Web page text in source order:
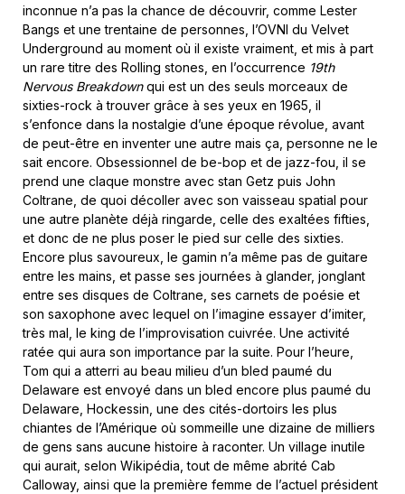
inconnue n’a pas la chance de découvrir, comme Lester
Bangs et une trentaine de personnes, l’OVNI du Velvet
Underground au moment où il existe vraiment, et mis à part
un rare titre des Rolling stones, en l’occurrence 19th
Nervous Breakdownqui est un des seuls morceaux de
sixties-rock à trouver grâce à ses yeux en 1965, il
s’enfonce dans la nostalgie d’une époque révolue, avant
de peut-être en inventer une autre mais ça, personne ne le
sait encore. Obsessionnel de be-bop et de jazz-fou, il se
prend une claque monstre avec stan Getz puis John
Coltrane, de quoi décoller avec son vaisseau spatial pour
une autre planète déjà ringarde, celle des exaltées fifties,
et donc de ne plus poser le pied sur celle des sixties.
Encore plus savoureux, le gamin n’a même pas de guitare
entre les mains, et passe ses journées à glander, jonglant
entre ses disques de Coltrane, ses carnets de poésie et
son saxophone avec lequel on l’imagine essayer d’imiter,
très mal, le king de l’improvisation cuivrée. Une activité
ratée qui aura son importance par la suite. Pour l’heure,
Tom qui a atterri au beau milieu d’un bled paumé du
Delaware est envoyé dans un bled encore plus paumé du
Delaware, Hockessin, une des cités-dortoirs les plus
chiantes de l’Amérique où sommeille une dizaine de milliers
de gens sans aucune histoire à raconter. Un village inutile
qui aurait, selon Wikipédia, tout de même abrité Cab
Calloway, ainsi que la première femme de l’actuel président